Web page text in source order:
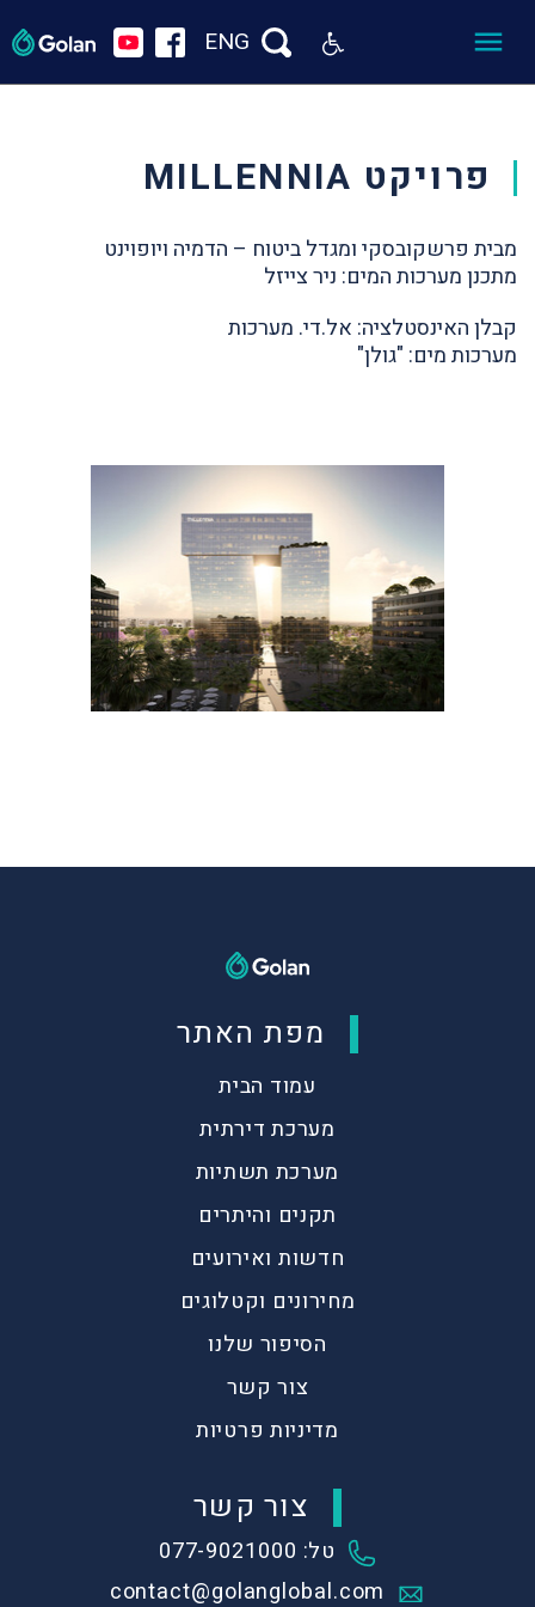
ENG
פרויקט MILLENNIA
מבית פרשקובסקי ומגדל ביטוח – הדמיה ויופוינט
מתכנן מערכות המים: ניר צייזל
קבלן האינסטלציה: אל.די. מערכות
מערכות מים: "גולן"
מפת האתר
עמוד הבית
מערכת דירתית
מערכת תשתיות
תקנים והיתרים
חדשות ואירועים
מחירונים וקטלוגים
הסיפור שלנו
צור קשר
מדיניות פרטיות
צור קשר
טל: 077-9021000
contact@golanglobal.com